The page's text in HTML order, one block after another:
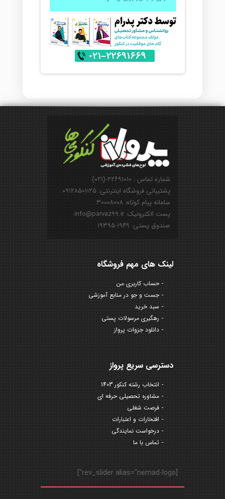
شماره تماس : ۲۲۶۹۱۰۱۰-(۰۲۱)
پشتیبانی فروشگاه اینترنتی: ۰۹۱۲۸۵۰۱۱۲۵
سامانه پیام کوتاه: ۳۰۰۰۸۰۰۸
پست الکترونیک: info@parvaz99.ir
صندوق پستی: ۱۹۴۹-۱۹۳۹۵
لینک های مهم فروشگاه
حساب کاربری من
جست و جو در منابع آموزشی
سبد خرید
رهگیری مرسولات پستی
دانلود جزوات پرواز
دسترسی سریع پرواز
انتخاب رشته کنکور 1403
مشاوره تحصیلی حرفه ای
فرصت شغلی
افتخارات و اعتبارات
درخواست نمایندگی
تماس با ما
[rev_slider alias="nemad-logo"]